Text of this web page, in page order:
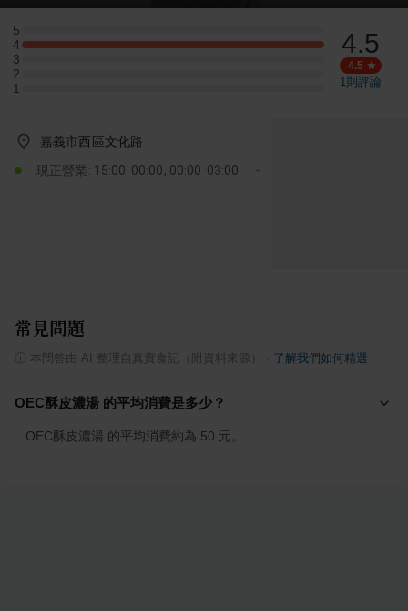
5
5 星：0 則評論
4
4 星：1 則評論
3
3 星：0 則評論
2
2 星：0 則評論
1
1 星：0 則評論
4.5
4.5
1則評論
嘉義市西區文化路
現正營業: 15:00-00:00, 00:00-03:00
常見問題
本問答由 AI 整理自真實食記（附資料來源） 了解我們如何精選
OEC酥皮濃湯 的平均消費是多少？
OEC酥皮濃湯 的平均消費約為 50 元。